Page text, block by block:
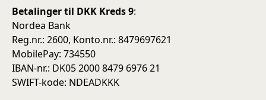
Betalinger til DKK Kreds 9:
Nordea Bank
Reg.nr.: 2600, Konto.nr.: 8479697621
MobilePay: 734550
IBAN-nr.: DK05 2000 8479 6976 21
SWIFT-kode: NDEADKKK